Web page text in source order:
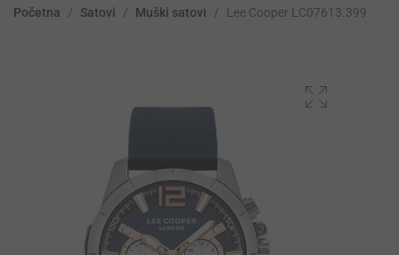
Početna / Satovi / Muški satovi / Lee Cooper LC07613.399